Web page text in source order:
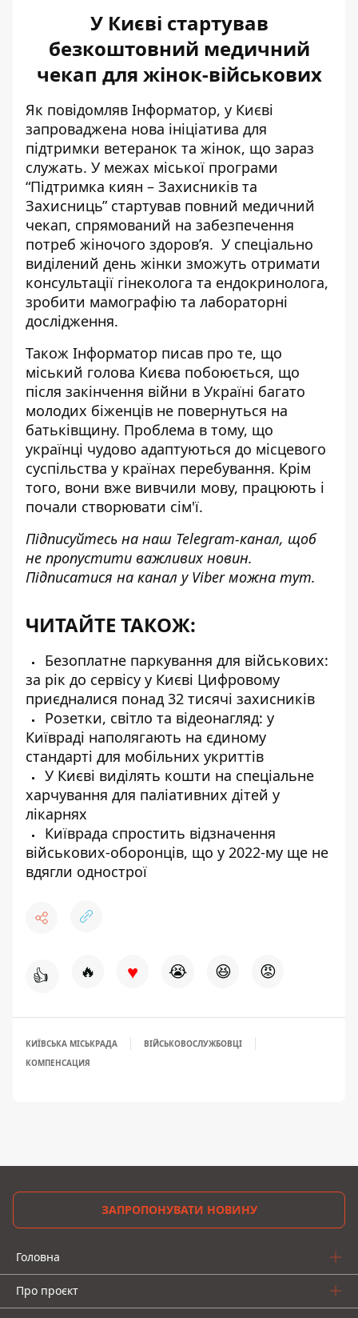
У Києві стартував
безкоштовний медичний
чекап для жінок-військових
Як повідомляв Інформатор, у Києві
запроваджена нова ініціатива для
підтримки ветеранок та жінок, що зараз
служать. У межах міської програми
“Підтримка киян – Захисників та
Захисниць”стартував повний медичний
чекап, спрямований на забезпечення
потреб жіночого здоров’я. У спеціально
виділений день жінки зможуть отримати
консультації гінеколога та ендокринолога,
зробити мамографію та лабораторні
дослідження.
Також Інформатор писав про те, що
міський голова Києва побоюється, що
після закінчення війни в Україні багато
молодих біженців не повернуться на
батьківщину. Проблема в тому, що
українці чудово адаптуються до місцевого
суспільства у країнах перебування. Крім
того, вони вже вивчили мову, працюють і
почали створювати сім'ї.
Підписуйтесь на наш Telegram-канал, щоб
не пропустити важливих новин.
Підписатися на канал у Viber можна тут.
ЧИТАЙТЕ ТАКОЖ:
Безоплатне паркування для військових:
за рік до сервісу у Києві Цифровому
приєдналися понад 32 тисячі захисників
Розетки, світло та відеонагляд: у
Київраді наполягають на єдиному
стандарті для мобільних укриттів
У Києві виділять кошти на спеціальне
харчування для паліативних дітей у
лікарнях
Київрада спростить відзначення
військових-оборонців, що у 2022-му ще не
вдягли однострої
👍 🔥 ♥ 😭 😆 😡
КИЇВСЬКА МІСЬКРАДА
ВІЙСЬКОВОСЛУЖБОВЦІ
КОМПЕНСАЦИЯ
ЗАПРОПОНУВАТИ НОВИНУ
Головна
Про проєкт